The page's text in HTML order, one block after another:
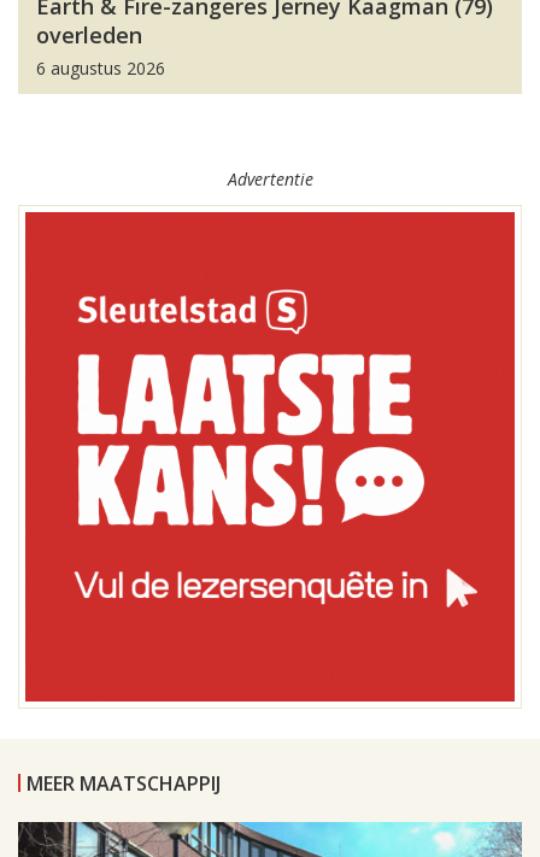
Earth & Fire-zangeres Jerney Kaagman (79)
overleden
6 augustus 2026
Advertentie
MEER MAATSCHAPPIJ